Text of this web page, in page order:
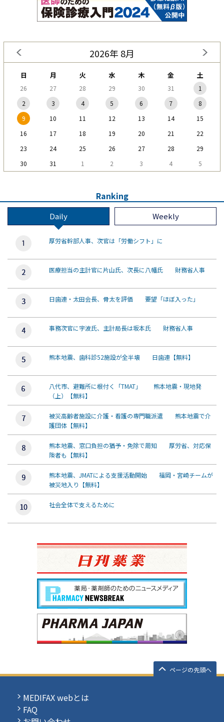
2026年 8月
日 月 火 水 木 金 土
26 27 28 29 30 31
1
2
3 4 5 6 7
8
9
10 11 12 13 14
15
16
17 18 19 20 21
22
23
24 25 26 27 28
29
30
31 1 2 3 4 5
Ranking
Daily Weekly
厚労省幹部人事、次官は「労働シフト」に
医療担当の主計官に片山氏、次長に八幡氏 財務省人事
日歯連・太田会長、骨太を評価 要望「ほぼ入った」
事務次官に宇波氏、主計局長は坂本氏 財務省人事
熊本地震、歯科診52施設が全半壊 日歯連【無料】
八代市、避難所に根付く「TMAT」 熊本地震・現地発
（上）【無料】
被災高齢者施設に介護・看護の専門職派遣 熊本地震で介
護団体【無料】
熊本地震、窓口負担の猶予・免除で周知 厚労省、対応保
険者も【無料】
熊本地震、JMATによる支援活動開始 福岡・宮崎チームが
被災地入り【無料】
社会全体で支えるために
ページの先頭へ
MEDIFAX webとは
FAQ